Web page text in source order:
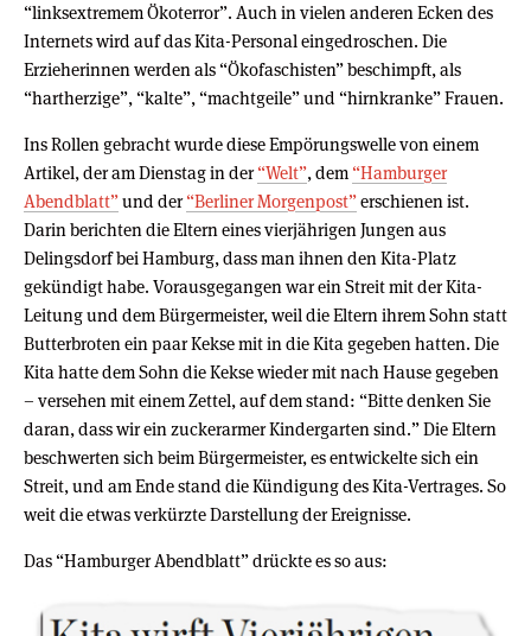
“linksextremem Ökoterror”. Auch in vielen anderen Ecken des
Internets wird auf das Kita-Personal eingedroschen. Die
Erzieherinnen werden als “Ökofaschisten” beschimpft, als
“hartherzige”, “kalte”, “machtgeile” und “hirnkranke” Frauen.
Ins Rollen gebracht wurde diese Empörungswelle von einem
Artikel, der am Dienstag in der“Welt”, dem “Hamburger
Abendblatt”und der“Berliner Morgenpost”erschienen ist.
Darin berichten die Eltern eines vierjährigen Jungen aus
Delingsdorf bei Hamburg, dass man ihnen den Kita-Platz
gekündigt habe. Vorausgegangen war ein Streit mit der Kita-
Leitung und dem Bürgermeister, weil die Eltern ihrem Sohn statt
Butterbroten ein paar Kekse mit in die Kita gegeben hatten. Die
Kita hatte dem Sohn die Kekse wieder mit nach Hause gegeben
– versehen mit einem Zettel, auf dem stand: “Bitte denken Sie
daran, dass wir ein zuckerarmer Kindergarten sind.” Die Eltern
beschwerten sich beim Bürgermeister, es entwickelte sich ein
Streit, und am Ende stand die Kündigung des Kita-Vertrages. So
weit die etwas verkürzte Darstellung der Ereignisse.
Das “Hamburger Abendblatt” drückte es so aus: